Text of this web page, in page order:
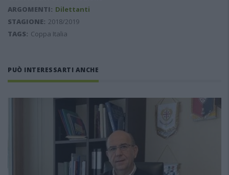
ARGOMENTI: Dilettanti
STAGIONE: 2018/2019
TAGS: Coppa Italia
PUÒ INTERESSARTI ANCHE